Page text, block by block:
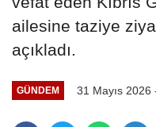
ailesine taziye
açıkladı.
GÜNDEM 31 Mayıs 2026